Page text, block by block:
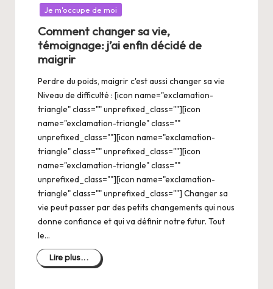
dans
Je m'occupe de moi
Comment changer sa vie,
témoignage: j’ai enfin décidé de
maigrir
Perdre du poids, maigrir c'est aussi changer sa vie
Niveau de difficulté : [icon name="exclamation-
triangle" class="" unprefixed_class=""][icon
name="exclamation-triangle" class=""
unprefixed_class=""][icon name="exclamation-
triangle" class="" unprefixed_class=""][icon
name="exclamation-triangle" class=""
unprefixed_class=""][icon name="exclamation-
triangle" class="" unprefixed_class=""] Changer sa
vie peut passer par des petits changements qui nous
donne confiance et qui va définir notre futur. Tout
le…
Lire plus...